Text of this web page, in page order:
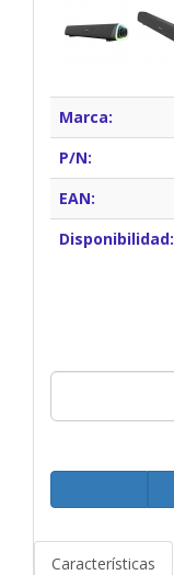
Marca:
P/N:
EAN:
Disponibilidad:
Características